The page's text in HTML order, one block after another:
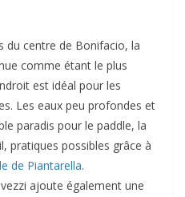
du centre de Bonifacio, la
comme étant le plus
est idéal pour les
Les eaux peu profondes et
paradis pour le paddle, la
pratiques possibles grâce à
de Piantarella.
ajoute également une